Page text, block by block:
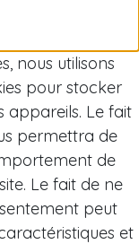
nous utilisons
pour stocker
appareils. Le fait
permettra de
de
Le fait de ne
peut
et